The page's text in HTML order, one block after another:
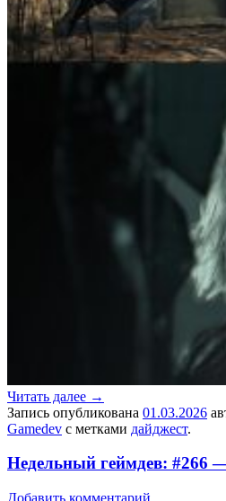
Читать далее →
Запись опубликована 01.03.2026
Gamedev с метками дайджест.
Недельный геймдев: #266
Добавить комментарий